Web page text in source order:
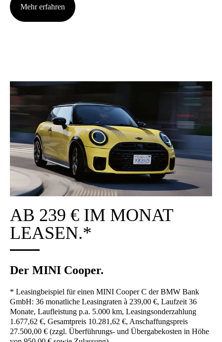
Mehr erfah­ren
AB 239 € IM MONAT
LEA­SEN.*
Der MINI Coo­per.
* Lea­sing­bei­spiel für einen MINI Coo­per C der BMW Bank
GmbH: 36 monat­li­che Lea­sing­ra­ten à 239,00 €, Lauf­zeit 36
Mona­te, Lauf­leis­tung p.a. 5.000 km, Lea­sing­son­der­zah­lung
1.677,62 €, Gesamt­preis 10.281,62 €, Anschaf­fungs­preis
27.500,00 € (zzgl. Über­füh­rungs- und Über­ga­be­kos­ten in Höhe